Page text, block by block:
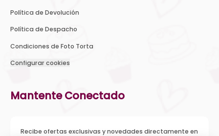
Política de Devolución
Política de Despacho
Condiciones de Foto Torta
Configurar cookies
Mantente Conectado
Recibe ofertas exclusivas y novedades directamente en